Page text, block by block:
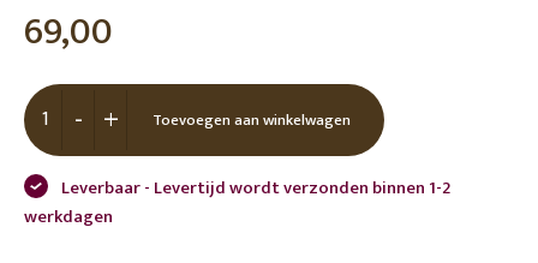
69,00
+
- Toevoegen aan winkelwagen
Leverbaar - Levertijd wordt verzonden binnen 1-2
werkdagen